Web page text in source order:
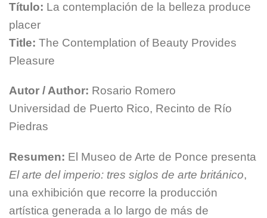
Título: La contemplación de la belleza produce
placer
Title: The Contemplation of Beauty Provides
Pleasure
Autor / Author: Rosario Romero
Universidad de Puerto Rico, Recinto de Río
Piedras
Resumen: El Museo de Arte de Ponce presenta
El arte del imperio: tres siglos de arte británico,
una exhibición que recorre la producción
artística generada a lo largo de más de